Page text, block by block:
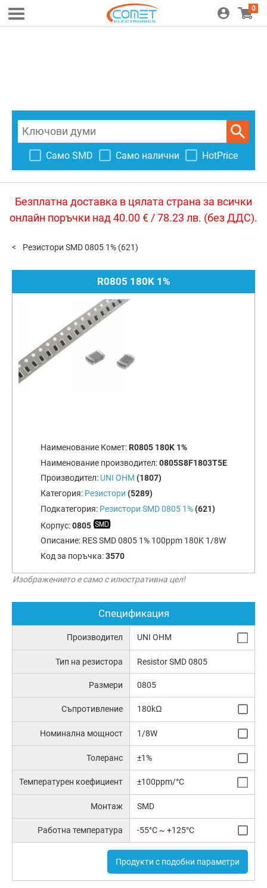
0
Само SMD Само налични HotPrice
Безплатна доставка в цялата страна за всички
онлайн поръчки над 40.00 € / 78.23 лв. (без ДДС).
Резистори SMD 0805 1% (621)
R0805 180K 1%
Наименование Комет: R0805 180K 1%
Наименование производител:0805S8F1803T5E
Производител: UNI OHM (1807)
Категория: Резистори (5289)
Подкатегория: Резистори SMD 0805 1% (621)
Корпус:0805
Описание: RES SMD 0805 1% 100ppm 180K 1/8W
Код за поръчка:3570
Изображението е само с илюстративна цел!
Спецификация
Производител UNI OHM
Тип на резистора Resistor SMD 0805
Размери 0805
Съпротивление 180kΩ
Номинална мощност 1/8W
Толеранс ±1%
Температурен коефициент ±100ppm/°C
Монтаж SMD
Работна температура -55°C ~ +125°C
Продукти с подобни параметри